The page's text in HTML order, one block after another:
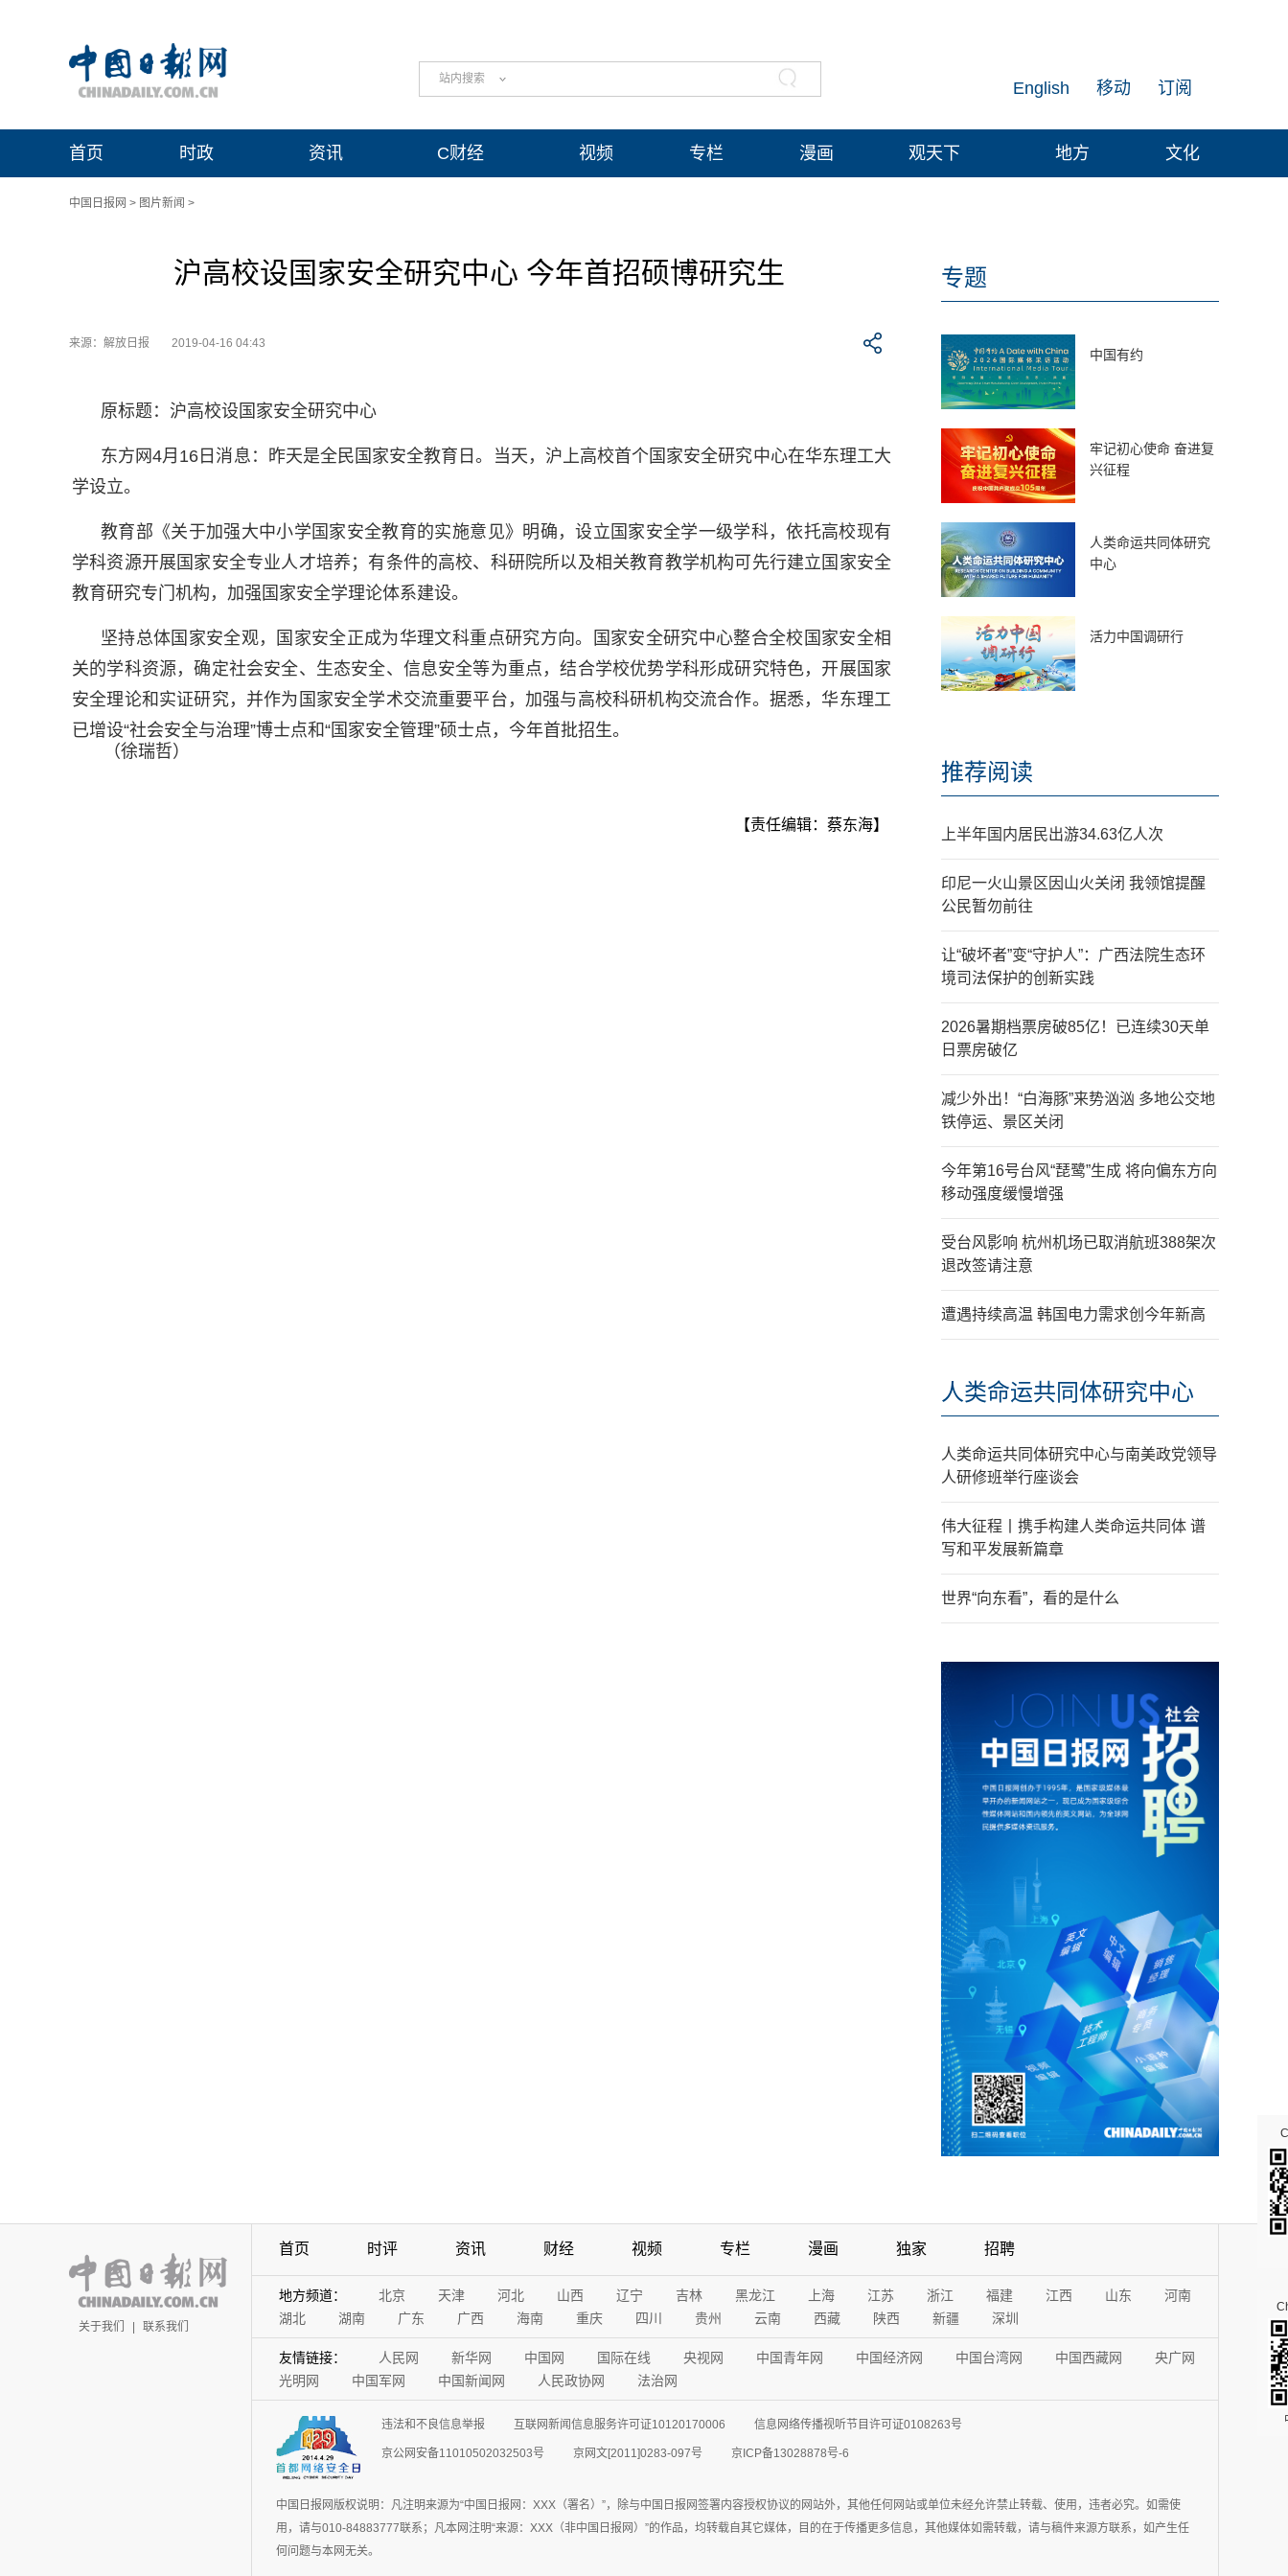
站内搜索 订阅
移动
English
首页 时政 资讯 C财经 视频 专栏 漫画 观天下 地方 文化
中国日报网 > 图片新闻 >
沪高校设国家安全研究中心 今年首招硕博研究生
来源：解放日报 2019-04-16 04:43
原标题：沪高校设国家安全研究中心
东方网4月16日消息：昨天是全民国家安全教育日。当天，沪上高校首个国家安全研究中心在华东理工大
学设立。
教育部《关于加强大中小学国家安全教育的实施意见》明确，设立国家安全学一级学科，依托高校现有
学科资源开展国家安全专业人才培养；有条件的高校、科研院所以及相关教育教学机构可先行建立国家安全
教育研究专门机构，加强国家安全学理论体系建设。
坚持总体国家安全观，国家安全正成为华理文科重点研究方向。国家安全研究中心整合全校国家安全相
关的学科资源，确定社会安全、生态安全、信息安全等为重点，结合学校优势学科形成研究特色，开展国家
安全理论和实证研究，并作为国家安全学术交流重要平台，加强与高校科研机构交流合作。据悉，华东理工
已增设“社会安全与治理”博士点和“国家安全管理”硕士点，今年首批招生。
（徐瑞哲）
【责任编辑：蔡东海】
专题
中国有约
牢记初心使命 奋进复
兴征程
人类命运共同体研究
中心
活力中国调研行
推荐阅读
上半年国内居民出游34.63亿人次
印尼一火山景区因山火关闭 我领馆提醒
公民暂勿前往
让“破坏者”变“守护人”：广西法院生态环
境司法保护的创新实践
2026暑期档票房破85亿！已连续30天单
日票房破亿
减少外出！“白海豚”来势汹汹 多地公交地
铁停运、景区关闭
今年第16号台风“琵鹭”生成 将向偏东方向
移动强度缓慢增强
受台风影响 杭州机场已取消航班388架次
退改签请注意
遭遇持续高温 韩国电力需求创今年新高
人类命运共同体研究中心
人类命运共同体研究中心与南美政党领导
人研修班举行座谈会
伟大征程丨携手构建人类命运共同体 谱
写和平发展新篇章
世界“向东看”，看的是什么
关于我们 | 联系我们
首页 时评 资讯 财经 视频 专栏 漫画 独家 招聘
地方频道： 北京 天津 河北 山西 辽宁 吉林 黑龙江 上海 江苏 浙江 福建 江西 山东
河南
湖北
湖南 广东 广西 海南 重庆 四川 贵州 云南 西藏 陕西 新疆 深圳
友情链接： 人民网 新华网 中国网 国际在线 央视网 中国青年网 中国经济网 中国台湾网 中国西藏网
央广网
光明网
中国军网 中国新闻网 人民政协网 法治网
违法和不良信息举报 互联网新闻信息服务许可证10120170006 信息网络传播视听节目许可证0108263号
京公网安备11010502032503号 京网文[2011]0283-097号 京ICP备13028878号-6
中国日报网版权说明：凡注明来源为“中国日报网：XXX（署名）”，除与中国日报网签署内容授权协议的网站外，其他任何网站或单位未经允许禁止转载、使用，违者必究。如需使
用，请与010-84883777联系；凡本网注明“来源：XXX（非中国日报网）”的作品，均转载自其它媒体，目的在于传播更多信息，其他媒体如需转载，请与稿件来源方联系，如产生任
何问题与本网无关。